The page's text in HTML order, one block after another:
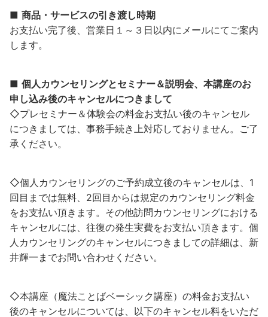
■ 商品・サービスの引き渡し時期
お支払い完了後、営業日１～３日以内にメールにてご案内
します。
■ 個人カウンセリングとセミナー＆説明会、本講座のお
申し込み後のキャンセルにつきまして
◇プレセミナー＆体験会の料金お支払い後のキャンセル
につきましては、事務手続き上対応しておりません。ご了
承ください。
◇個人カウンセリングのご予約成立後のキャンセルは、1
回目までは無料、2回目からは規定のカウンセリング料金
をお支払い頂きます。その他訪問カウンセリングにおける
キャンセルには、往復の発生実費をお支払い頂きます。個
人カウンセリングのキャンセルにつきましての詳細は、新
井輝一までお問い合わせください。
◇本講座（魔法ことばベーシック講座）の料金お支払い
後のキャンセルについては、以下のキャンセル料をいただ